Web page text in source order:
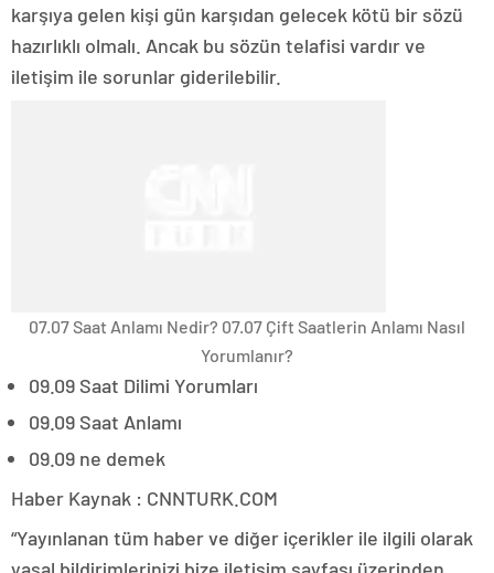
karşıya gelen kişi gün karşıdan gelecek kötü bir sözü
hazırlıklı olmalı. Ancak bu sözün telafisi vardır ve
iletişim ile sorunlar giderilebilir.
07.07 Saat Anlamı Nedir? 07.07 Çift Saatlerin Anlamı Nasıl
Yorumlanır?
09.09 Saat Dilimi Yorumları
09.09 Saat Anlamı
09.09 ne demek
Haber Kaynak : CNNTURK.COM
“Yayınlanan tüm haber ve diğer içerikler ile ilgili olarak
yasal bildirimlerinizi bize iletişim sayfası üzerinden